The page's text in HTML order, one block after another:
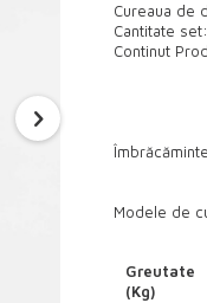
Cureaua de
Cantitate
Continut
Modele de
Modele en-
Greutate
(Kg)